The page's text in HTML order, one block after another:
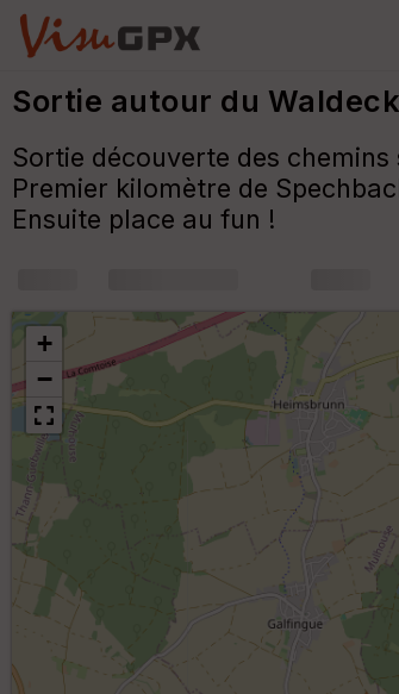
Sortie autour du
Sortie découverte des
Premier kilomètre de
Ensuite place au fun !
+
−